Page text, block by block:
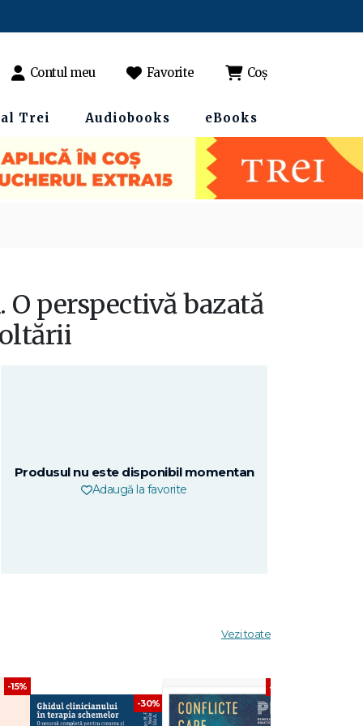
Contul meu Favorite Coș
Trei Audiobooks eBooks
perspectivă bazată
Produsul nu este disponibil momentan
Adaugă la favorite
Vezi toate
-15%
-30%
-30%